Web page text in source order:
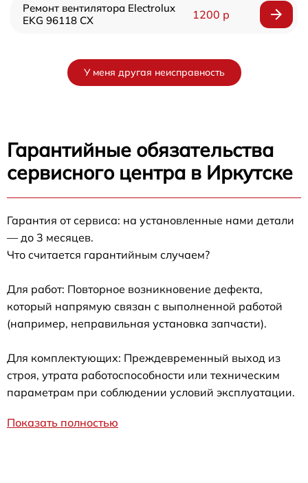
Ремонт вентилятора Electrolux
EKG 96118 CX
1200 р
У меня другая неисправность
Гарантийные обязательства
сервисного центра в Иркутске
Гарантия от сервиса: на установленные нами детали
— до 3 месяцев.
Что считается гарантийным случаем?
Для работ: Повторное возникновение дефекта,
который напрямую связан с выполненной работой
(например, неправильная установка запчасти).
Для комплектующих: Преждевременный выход из
строя, утрата работоспособности или техническим
параметрам при соблюдении условий эксплуатации.
Показать полностью